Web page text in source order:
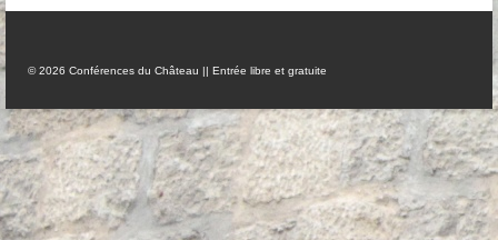
Partenaires
Sponsors
Amis
© 2026 Conférences du Château || Entrée libre et gratuite